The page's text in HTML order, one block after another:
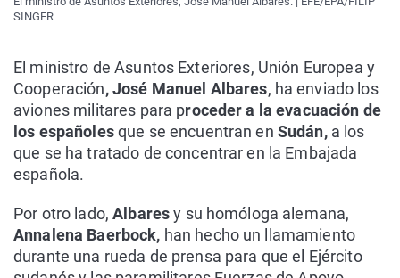
SINGER
El ministro de Asuntos Exteriores, Unión Europea y
Cooperación, José Manuel Albares, ha enviado los
aviones militares para proceder a la evacuación de
los españolesque se encuentran en Sudán, a los
que se ha tratado de concentrar en la Embajada
española.
Por otro lado,Albaresy su homóloga alemana,
Annalena Baerbock, han hecho un llamamiento
durante una rueda de prensa para que el Ejército